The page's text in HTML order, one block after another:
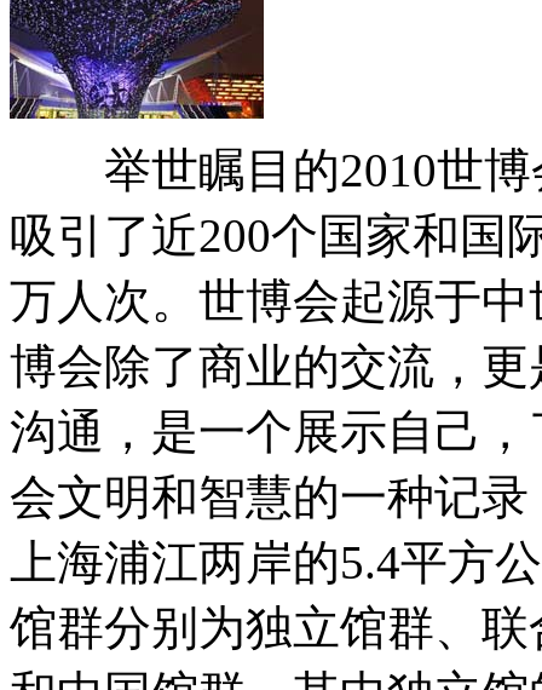
举世瞩目的2010世博
吸引了近200个国家和国
万人次。世博会起源于
博会除了商业的交流，
沟通，是一个展示自己
会文明和智慧的一种记
上海浦江两岸的5.4平方
馆群分别为独立馆群、